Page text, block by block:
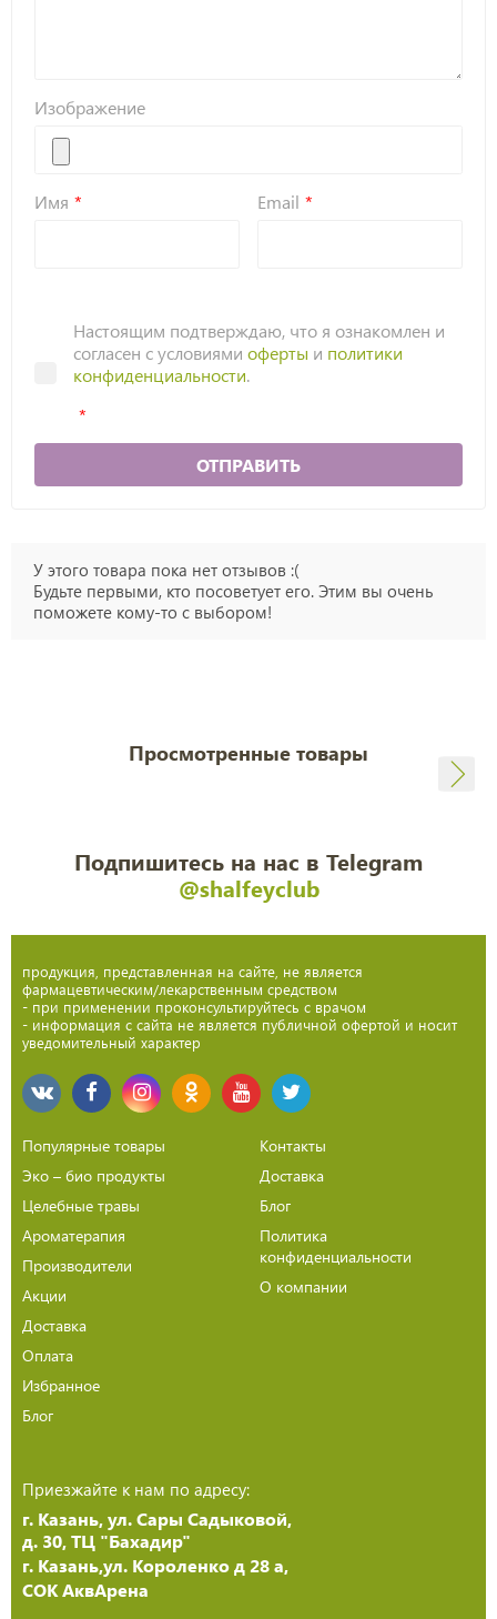
Изображение
Имя Email
Настоящим подтверждаю, что я ознакомлен и
согласен с условиями оферты и политики
конфиденциальности.
ОТПРАВИТЬ
У этого товара пока нет отзывов :(
Будьте первыми, кто посоветует его. Этим вы очень
поможете кому-то с выбором!
Просмотренные товары
Подпишитесь на нас в Telegram
@shalfeyclub
продукция, представленная на сайте, не является
фармацевтическим/лекарственным средством
- при применении проконсультируйтесь с врачом
- информация с сайта не является публичной офертой и носит
уведомительный характер
Популярные товары
Эко – био продукты
Целебные травы
Ароматерапия
Производители
Акции
Доставка
Оплата
Избранное
Блог
Контакты
Доставка
Блог
Политика
конфиденциальности
О компании
Приезжайте к нам по адресу:
г. Казань, ул. Сары Садыковой,
д. 30, ТЦ "Бахадир"
г. Казань,ул. Короленко д 28 а,
СОК АквАрена